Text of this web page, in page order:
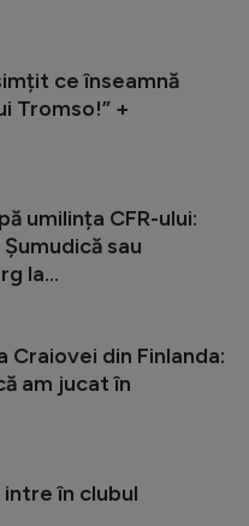
ce înseamnă
Tromso!” +
umilința CFR-ului:
sau
la...
din Finlanda:
am jucat în
în clubul